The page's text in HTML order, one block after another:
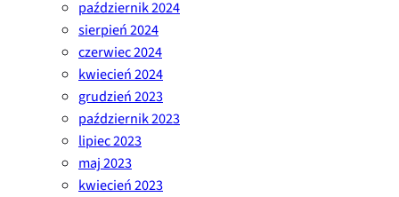
październik 2024
sierpień 2024
czerwiec 2024
kwiecień 2024
grudzień 2023
październik 2023
lipiec 2023
maj 2023
kwiecień 2023